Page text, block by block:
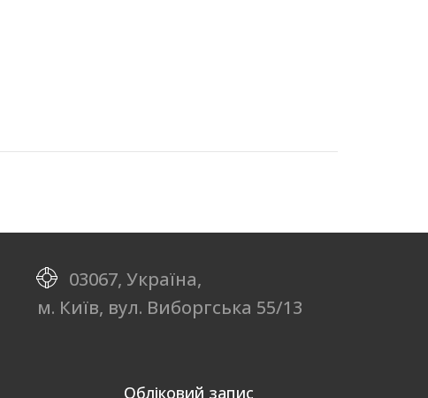
03067, Україна,
м. Київ, вул. Виборгська 55/13
Обліковий запис